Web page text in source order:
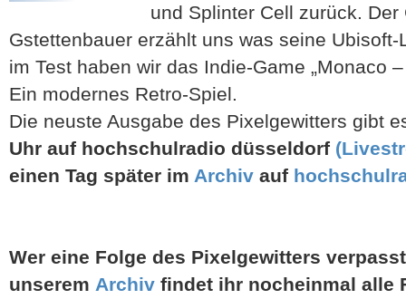
und Splinter Cell zurück. Der
Gstettenbauer erzählt uns was seine
im Test haben wir das Indie-Game „Monaco
Ein modernes Retro-Spiel.
Die neuste Ausgabe des Pixelgewitters gibt
Uhr auf hochschulradio düsseldorf
einen Tag später im Archiv auf
Wer eine Folge des Pixelgewitters
unserem Archiv findet ihr nocheinmal alle